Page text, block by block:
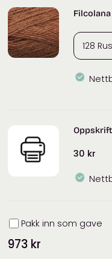
antall
30 kr
Innpakning
Pakk inn som gave
973 kr